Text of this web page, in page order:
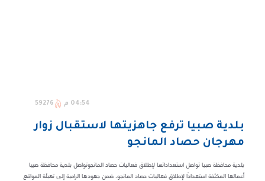
04:54 م 59276
بلدية صبيا ترفع جاهزيتها لاستقبال زوار
مهرجان حصاد المانجو
بلدية محافظة صبيا تواصل استعداداتها لإطلاق فعاليات حصاد المانجوتواصل بلدية محافظة صبيا
أعمالها المكثفة استعدادًا لإطلاق فعاليات حصاد المانجو، ضمن جهودها الرامية إلى تهيئة المواقع